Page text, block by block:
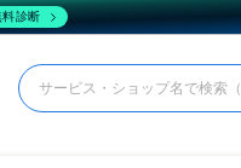
料診断